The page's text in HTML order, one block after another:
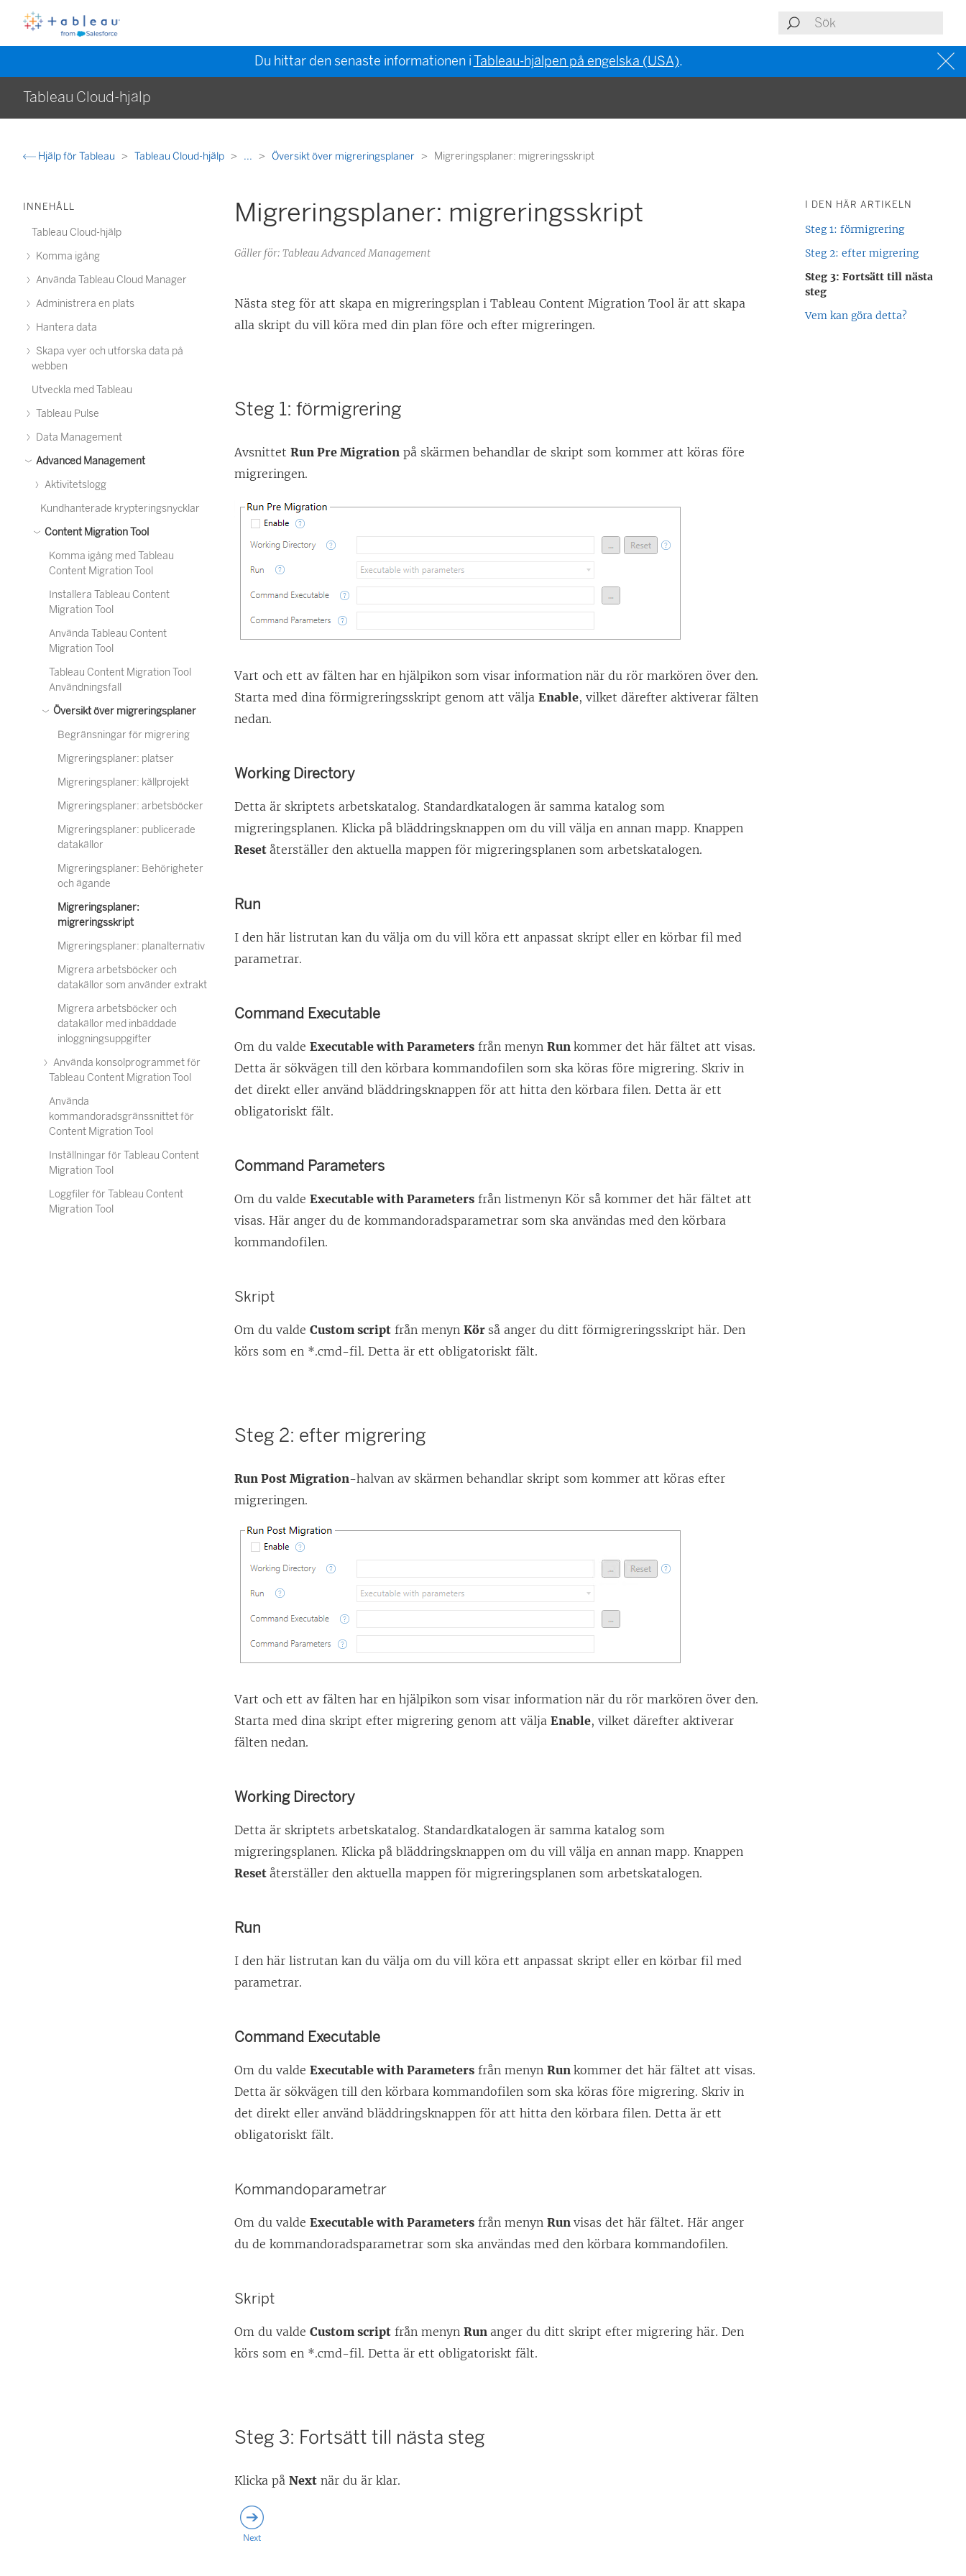
Du hittar den senaste informationen iTableau-hjälpen på engelska (USA).
Tableau Cloud-hjälp
Hjälp för Tableau Tableau Cloud-hjälp ... Översikt över migreringsplaner Migreringsplaner: migreringsskript
INNEHÅLL
Tableau Cloud-hjälp
Komma igång
Använda Tableau Cloud Manager
Administrera en plats
Hantera data
Skapa vyer och utforska data på
webben
Utveckla med Tableau
Tableau Pulse
Data Management
Advanced Management
Aktivitetslogg
Kundhanterade krypteringsnycklar
Content Migration Tool
Komma igång med Tableau
Content Migration Tool
Installera Tableau Content
Migration Tool
Använda Tableau Content
Migration Tool
Tableau Content Migration Tool
Användningsfall
Översikt över migreringsplaner
Begränsningar för migrering
Migreringsplaner: platser
Migreringsplaner: källprojekt
Migreringsplaner: arbetsböcker
Migreringsplaner: publicerade
datakällor
Migreringsplaner: Behörigheter
och ägande
Migreringsplaner:
migreringsskript
Migreringsplaner: planalternativ
Migrera arbetsböcker och
datakällor som använder extrakt
Migrera arbetsböcker och
datakällor med inbäddade
inloggningsuppgifter
Använda konsolprogrammet för
Tableau Content Migration Tool
Använda
kommandoradsgränssnittet för
Content Migration Tool
Inställningar för Tableau Content
Migration Tool
Loggfiler för Tableau Content
Migration Tool
Migreringsplaner: migreringsskript
Gäller för: Tableau Advanced Management
Nästa steg för att skapa en migreringsplan iTableau Content Migration Tool är att skapa
alla skript du vill köra med din plan före och efter migreringen.
Steg 1: förmigrering
AvsnittetRun Pre Migration på skärmen behandlar de skript som kommer att köras före
migreringen.
Vart och ett av fälten har en hjälpikon som visar information när du rör markören över den.
Starta med dina förmigreringsskript genom att väljaEnable, vilket därefter aktiverar fälten
nedan.
Working Directory
Detta är skriptets arbetskatalog. Standardkatalogen är samma katalog som
migreringsplanen. Klicka på bläddringsknappen om du vill välja en annan mapp. Knappen
Resetåterställer den aktuella mappen för migreringsplanen som arbetskatalogen.
Run
I den här listrutan kan du välja om du vill köra ett anpassat skript eller en körbar fil med
parametrar.
Command Executable
Om du valdeExecutable with Parameters från menynRunkommer det här fältet att visas.
Detta är sökvägen till den körbara kommandofilen som ska köras före migrering. Skriv in
det direkt eller använd bläddringsknappen för att hitta den körbara filen. Detta är ett
obligatoriskt fält.
Command Parameters
Om du valdeExecutable with Parameters från listmenyn Kör så kommer det här fältet att
visas. Här anger du de kommandoradsparametrar som ska användas med den körbara
kommandofilen.
Skript
Om du valdeCustom script från menynKör så anger du ditt förmigreringsskript här. Den
körs som en *.cmd-fil. Detta är ett obligatoriskt fält.
Steg 2: efter migrering
Run Post Migration-halvan av skärmen behandlar skript som kommer att köras efter
migreringen.
Vart och ett av fälten har en hjälpikon som visar information när du rör markören över den.
Starta med dina skript efter migrering genom att väljaEnable, vilket därefter aktiverar
fälten nedan.
Working Directory
Detta är skriptets arbetskatalog. Standardkatalogen är samma katalog som
migreringsplanen. Klicka på bläddringsknappen om du vill välja en annan mapp. Knappen
Resetåterställer den aktuella mappen för migreringsplanen som arbetskatalogen.
Run
I den här listrutan kan du välja om du vill köra ett anpassat skript eller en körbar fil med
parametrar.
Command Executable
Om du valdeExecutable with Parameters från menynRunkommer det här fältet att visas.
Detta är sökvägen till den körbara kommandofilen som ska köras före migrering. Skriv in
det direkt eller använd bläddringsknappen för att hitta den körbara filen. Detta är ett
obligatoriskt fält.
Kommandoparametrar
Om du valdeExecutable with Parameters från menynRunvisas det här fältet. Här anger
du de kommandoradsparametrar som ska användas med den körbara kommandofilen.
Skript
Om du valdeCustom script från menynRunanger du ditt skript efter migrering här. Den
körs som en *.cmd-fil. Detta är ett obligatoriskt fält.
Steg 3: Fortsätt till nästa steg
Klicka påNext när du är klar.
I DEN HÄR ARTIKELN
Steg 1: förmigrering
Steg 2: efter migrering
Steg 3: Fortsätt till nästa
steg
Vem kan göra detta?